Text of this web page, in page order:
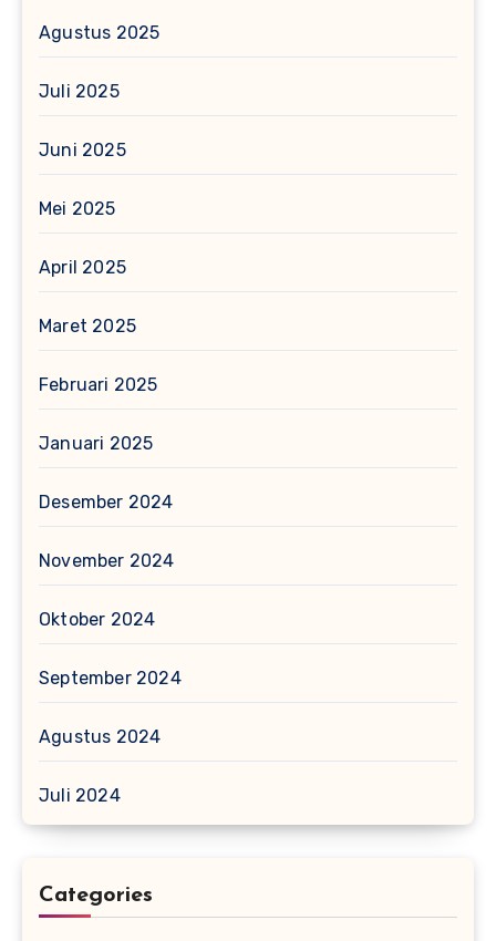
Agustus 2025
Juli 2025
Juni 2025
Mei 2025
April 2025
Maret 2025
Februari 2025
Januari 2025
Desember 2024
November 2024
Oktober 2024
September 2024
Agustus 2024
Juli 2024
Categories